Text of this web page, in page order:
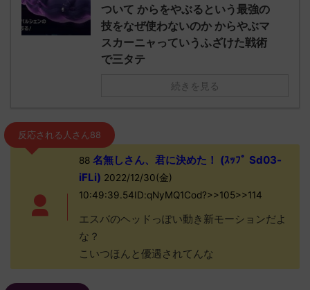
ついて からをやぶるという最強の
技をなぜ使わないのか からやぶマ
スカーニャっていうふざけた戦術
で三タテ
続きを見る
反応される人さん88
88名無しさん、君に決めた！ (ｽｯﾌﾟ Sd03-
iFLi) 2022/12/30(金)
10:49:39.54ID:qNyMQ1Cod?>>105>>114
エスバのヘッドっぽい動き新モーションだよ
な？
こいつほんと優遇されてんな